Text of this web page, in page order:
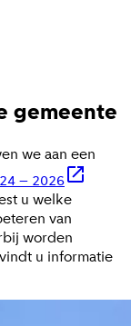
gemeente
we aan een
– 2026
u welke
van
worden
vindt u informatie